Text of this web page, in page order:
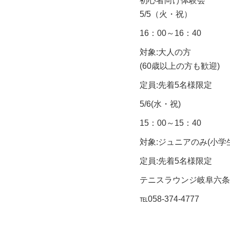
5/5（火・祝）
16：00～16：40
対象:大人の方
(60歳以上の方も歓迎)
定員:先着5名様限定
5/6(水・祝)
15：00～15：40
対象:ジュニアのみ(小学
定員:先着5名様限定
テニスラウンジ岐阜六条
℡058-374-4777